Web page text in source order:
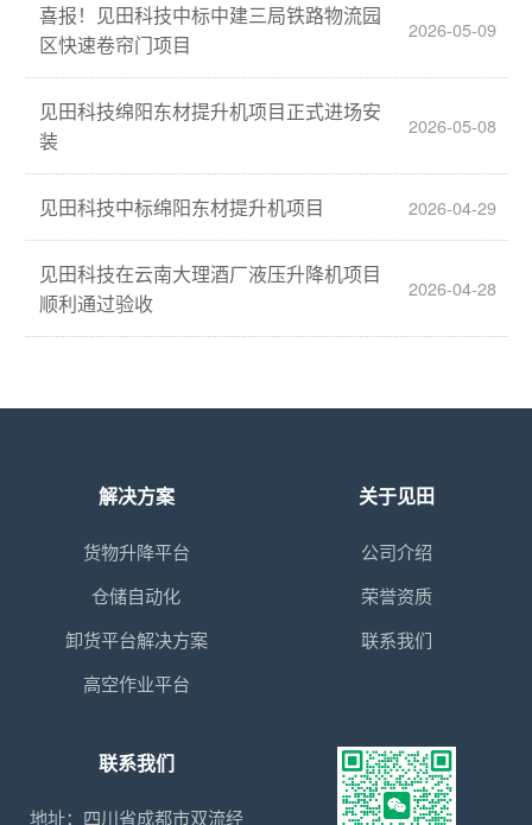
喜报！见田科技中标中建三局铁路物流园
区快速卷帘门项目
2026-05-09
见田科技绵阳东材提升机项目正式进场安
装
2026-05-08
见田科技中标绵阳东材提升机项目 2026-04-29
见田科技在云南大理酒厂液压升降机项目
顺利通过验收
2026-04-28
解决方案
货物升降平台
仓储自动化
卸货平台解决方案
高空作业平台
关于见田
公司介绍
荣誉资质
联系我们
联系我们
地址：四川省成都市双流经